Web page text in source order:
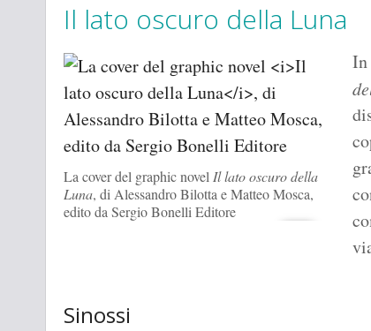
Il lato oscuro della Luna
La cover del graphic novelIl lato oscuro della
Luna, di Alessandro Bilotta e Matteo Mosca,
edito da Sergio Bonelli Editore
In
Sinossi